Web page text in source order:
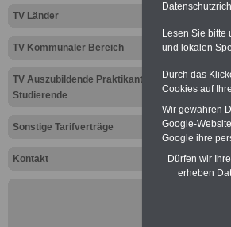
TV Länder
TV Kommunaler Bereich
TV Auszubildende Praktikanten
Studierende
Sonstige Tarifverträge
Kontakt
Lesen Sie bitte
und lokalen
Durch das
Cookies auf
Wir gewähren
Google-
Google ihre
Dürfen wir
erheben